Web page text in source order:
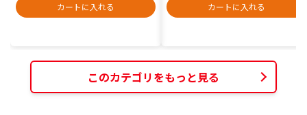
カートに入れる
カートに入れる
このカテゴリをもっと見る